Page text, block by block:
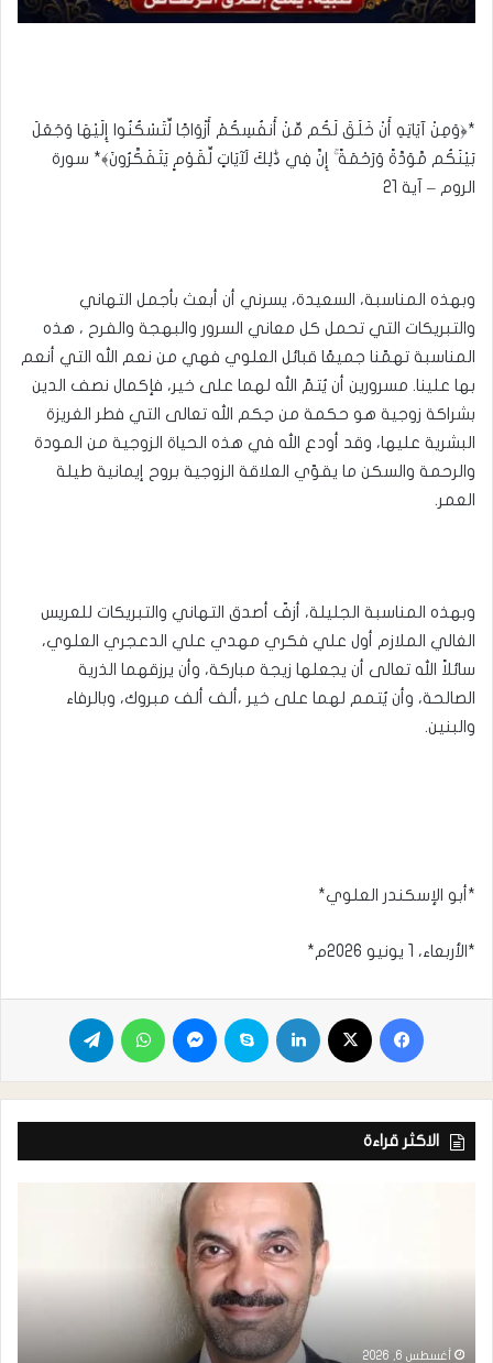
*﴿وَمِنْ آيَاتِهِ أَنْ خَلَقَ لَكُم مِّنْ أَنفُسِكُمْ أَزْوَاجًا لِّتَسْكُنُوا إِلَيْهَا وَجَعَلَ
بَيْنَكُم مَّوَدَّةً وَرَحْمَةً ۚ إِنَّ فِي ذَٰلِكَ لَآيَاتٍ لِّقَوْمٍ يَتَفَكَّرُونَ﴾* سورة
الروم – آية 21
وبهذه المناسبة، السعيدة، يسرني أن أبعث بأجمل التهاني
والتبريكات التي تحمل كل معاني السرور والبهجة والفرح ، هذه
المناسبة تهمّنا جميعًا قبائل العلوي فهي من نعم الله التي أنعم
بها علينا. مسرورين أن يُتمّ الله لهما على خير، فإكمال نصف الدين
بشراكة زوجية هو حكمة من حِكم الله تعالى التي فطر الغريزة
البشرية عليها، وقد أودع الله في هذه الحياة الزوجية من المودة
والرحمة والسكن ما يقوّي العلاقة الزوجية بروح إيمانية طيلة
العمر.
وبهذه المناسبة الجليلة، أزفّ أصدق التهاني والتبريكات للعريس
الغالي الملازم أول علي فكري مهدي علي الدعجري العلوي،
سائلاً الله تعالى أن يجعلها زيجة مباركة، وأن يرزقهما الذرية
الصالحة، وأن يُتمم لهما على خير ،ألف ألف مبروك، وبالرفاء
والبنين.
*أبو الإسكندر العلوي*
*الأربعاء، 1 يونيو 2026م*
الاكثر قراءة
أغسطس 6, 2026